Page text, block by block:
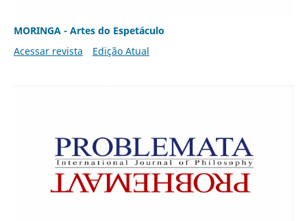
MORINGA - Artes do Espetáculo
Acessar revista
Edição Atual